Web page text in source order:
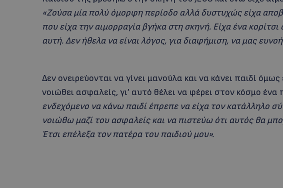
«Ζούσα μία πολύ όμορφη περίοδο αλλά δυστυχώς είχα
που είχα την αιμορραγία βγήκα στη σκηνή. Είχα ένα κορίτσι
αυτή. Δεν ήθελα να είναι λόγος, για διαφήμιση, να μας
Δεν ονειρεύονται να γίνει μανούλα και να κάνει παιδί
νοιώθει ασφαλείς, γι’ αυτό θέλει να φέρει στον κόσμο ένα
ενδεχόμενο να κάνω παιδί έπρεπε να είχα τον κατάλληλο
νοιώθω μαζί του ασφαλείς και να πιστεύω ότι αυτός θα
Έτσι επέλεξα τον πατέρα του παιδιού μου».